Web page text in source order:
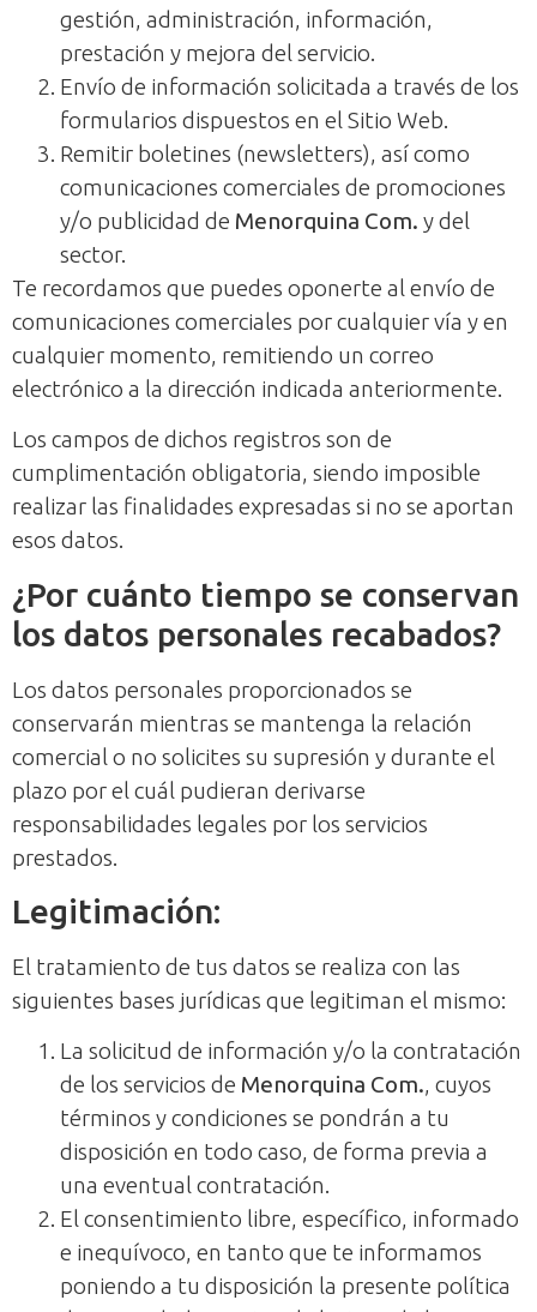
gestión, administración, información,
prestación y mejora del servicio.
Envío de información solicitada a través de los
formularios dispuestos en el Sitio Web.
Remitir boletines (newsletters), así como
comunicaciones comerciales de promociones
y/o publicidad de Menorquina Com. y del
sector.
Te recordamos que puedes oponerte al envío de
comunicaciones comerciales por cualquier vía y en
cualquier momento, remitiendo un correo
electrónico a la dirección indicada anteriormente.
Los campos de dichos registros son de
cumplimentación obligatoria, siendo imposible
realizar las finalidades expresadas si no se aportan
esos datos.
¿Por cuánto tiempo se conservan
los datos personales recabados?
Los datos personales proporcionados se
conservarán mientras se mantenga la relación
comercial o no solicites su supresión y durante el
plazo por el cuál pudieran derivarse
responsabilidades legales por los servicios
prestados.
Legitimación:
El tratamiento de tus datos se realiza con las
siguientes bases jurídicas que legitiman el mismo:
La solicitud de información y/o la contratación
de los servicios de Menorquina Com., cuyos
términos y condiciones se pondrán a tu
disposición en todo caso, de forma previa a
una eventual contratación.
El consentimiento libre, específico, informado
e inequívoco, en tanto que te informamos
poniendo a tu disposición la presente política